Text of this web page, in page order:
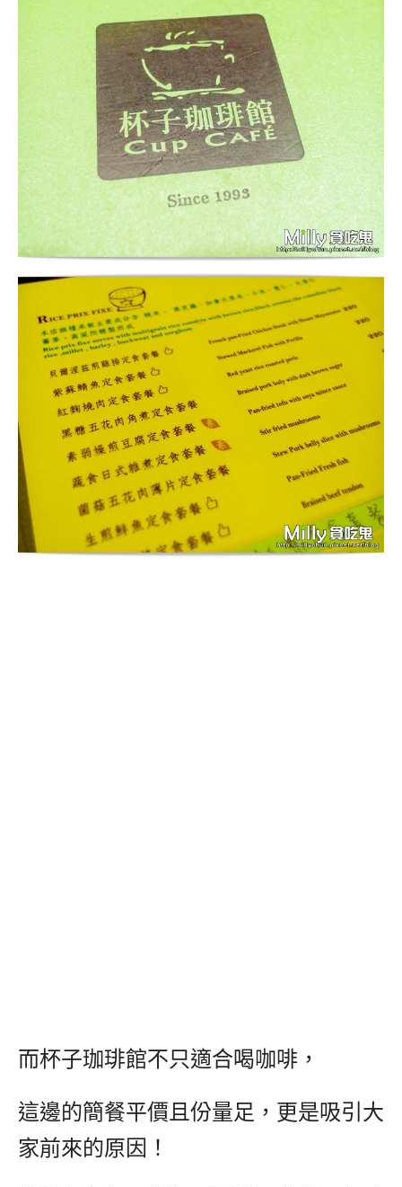
而杯子珈琲館不只適合喝咖啡，
這邊的簡餐平價且份量足，更是吸引大
家前來的原因！